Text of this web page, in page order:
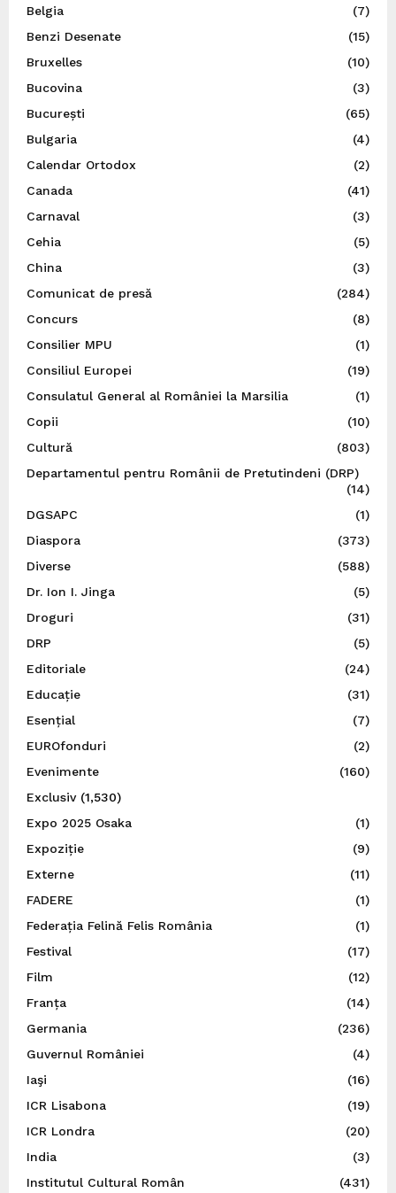
Belgia
(7)
Benzi Desenate
(15)
Bruxelles
(10)
Bucovina
(3)
București
(65)
Bulgaria
(4)
Calendar Ortodox
(2)
Canada
(41)
Carnaval
(3)
Cehia
(5)
China
(3)
Comunicat de presă
(284)
Concurs
(8)
Consilier MPU
(1)
Consiliul Europei
(19)
Consulatul General al României la Marsilia
(1)
Copii
(10)
Cultură
(803)
Departamentul pentru Românii de Pretutindeni (DRP)
(14)
DGSAPC
(1)
Diaspora
(373)
Diverse
(588)
Dr. Ion I. Jinga
(5)
Droguri
(31)
DRP
(5)
Editoriale
(24)
Educație
(31)
Esențial
(7)
EUROfonduri
(2)
Evenimente
(160)
Exclusiv(1,530)
Expo 2025 Osaka
(1)
Expoziție
(9)
Externe
(11)
FADERE
(1)
Federația Felină Felis România
(1)
Festival
(17)
Film
(12)
Franța
(14)
Germania
(236)
Guvernul României
(4)
Iaşi
(16)
ICR Lisabona
(19)
ICR Londra
(20)
India
(3)
Institutul Cultural Român
(431)